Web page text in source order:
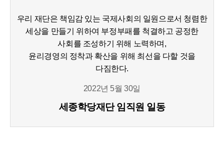
우리 재단은 책임감 있는 국제사회의 일원으로서 청렴한
세상을 만들기 위하여 부정부패를 척결하고 공정한
사회를 조성하기 위해 노력하며,
윤리경영의 정착과 확산을 위해 최선을 다할 것을
다짐한다.
2022년 5월 30일
세종학당재단 임직원 일동